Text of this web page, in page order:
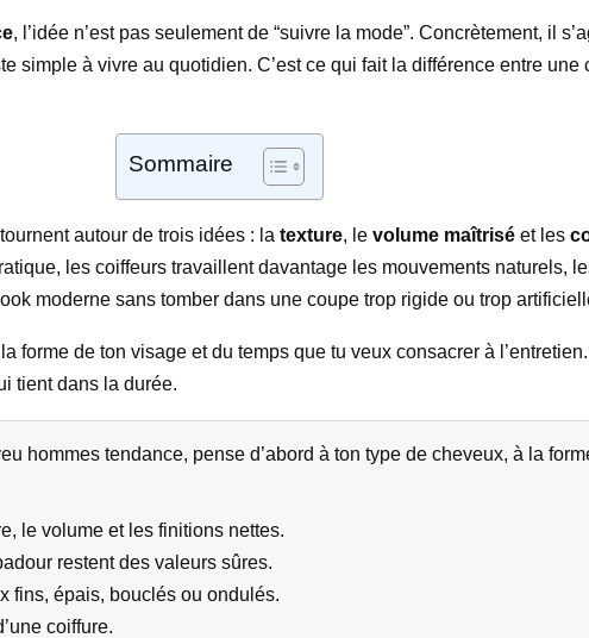
, l’idée n’est pas seulement de “suivre la mode”. Concrètement, il
simple à vivre au quotidien. C’est ce qui fait la différence entre
Sommaire
autour de trois idées : la texture, le volume maîtrisé et les
les coiffeurs travaillent davantage les mouvements naturels,
moderne sans tomber dans une coupe trop rigide ou trop
forme de ton visage et du temps que tu veux consacrer à
tient dans la durée.
hommes tendance, pense d’abord à ton type de cheveux, à la
le volume et les finitions nettes.
restent des valeurs sûres.
fins, épais, bouclés ou ondulés.
coiffure.